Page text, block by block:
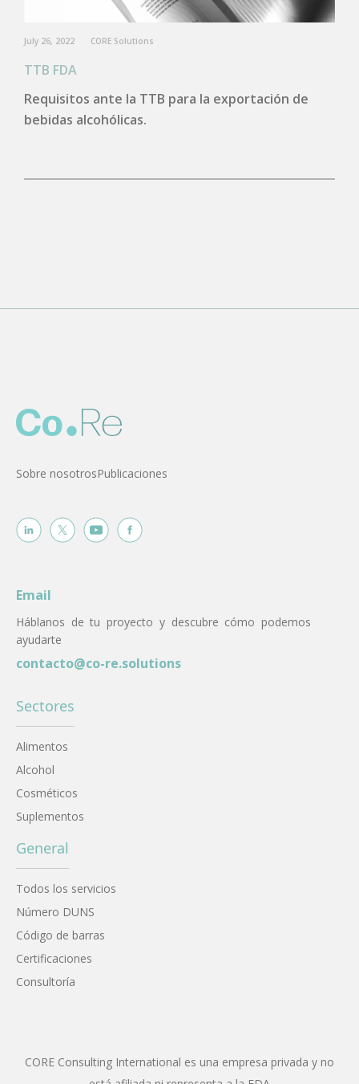
July 26, 2022 CORE Solutions
TTB FDA
Requisitos ante la TTB para la exportación de
bebidas alcohólicas.
Sobre nosotrosPublicaciones
Email
Háblanos de tu proyecto y descubre cómo podemos
ayudarte
contacto@co-re.solutions
Sectores
Alimentos
Alcohol
Cosméticos
Suplementos
General
Todos los servicios
Número DUNS
Código de barras
Certificaciones
Consultoría
CORE Consulting International es una empresa privada y no